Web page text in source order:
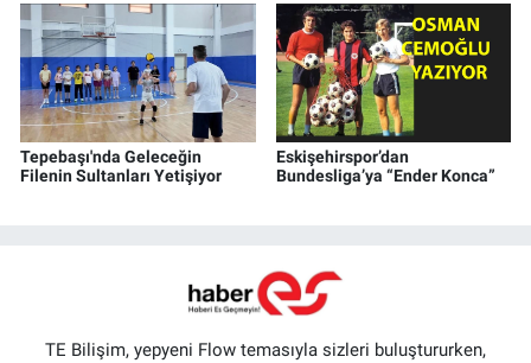
Tepebaşı'nda Geleceğin
Filenin Sultanları Yetişiyor
Eskişehirspor’dan
Bundesliga’ya “Ender Konca”
TE Bilişim, yepyeni Flow temasıyla sizleri buluştururken,